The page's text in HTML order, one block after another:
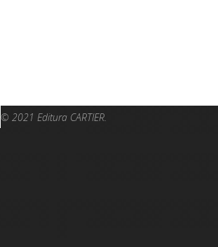
© 2021 Editura CARTIER.